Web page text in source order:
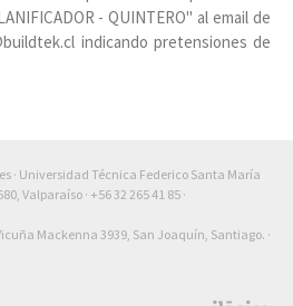
- QUINTERO" al email de
indicando pretensiones de
· Universidad Técnica Federico Santa María
Valparaíso · +56 32 265 41 85 ·
Mackenna 3939, San Joaquín, Santiago. ·